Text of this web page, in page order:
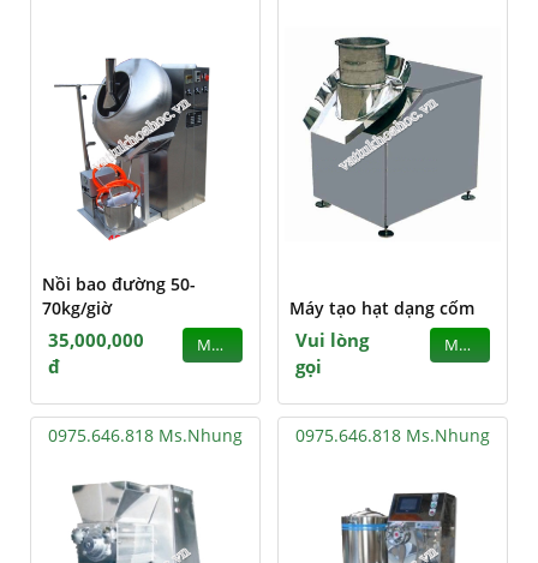
Nồi bao đường 50-
70kg/giờ
35,000,000
đ
MUA
Máy tạo hạt dạng cốm
Vui lòng
gọi
MUA
0975.646.818 Ms.Nhung 0975.646.818 Ms.Nhung